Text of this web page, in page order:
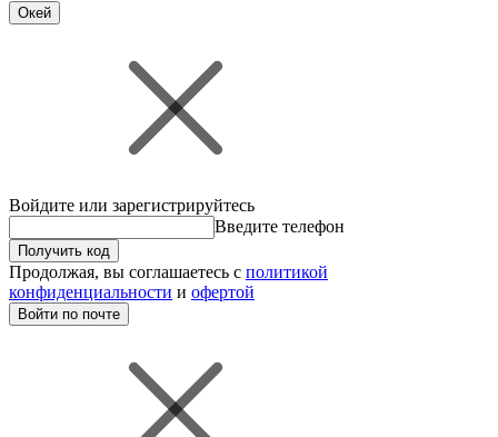
Окей
Войдите или зарегистрируйтесь
Введите телефон
Получить код
Продолжая, вы соглашаетесь с политикой
конфиденциальности и офертой
Войти по почте